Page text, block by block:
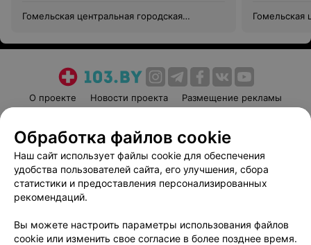
Гомельская центральная городская
Гомельская
О проекте Новости проекта
Размещение рекламы
Пользовательское соглашение
Способы оплаты
Вакансии
Партнеры
Написать руководителю 103.by
Обработка персональных данных
Обработка файлов cookie
Наш сайт использует файлы cookie для обеспечения
удобства пользователей сайта, его улучшения, сбора
статистики и предоставления персонализированных
рекомендаций.
Вы можете настроить параметры использования файлов
cookie или изменить свое согласие в более позднее время.